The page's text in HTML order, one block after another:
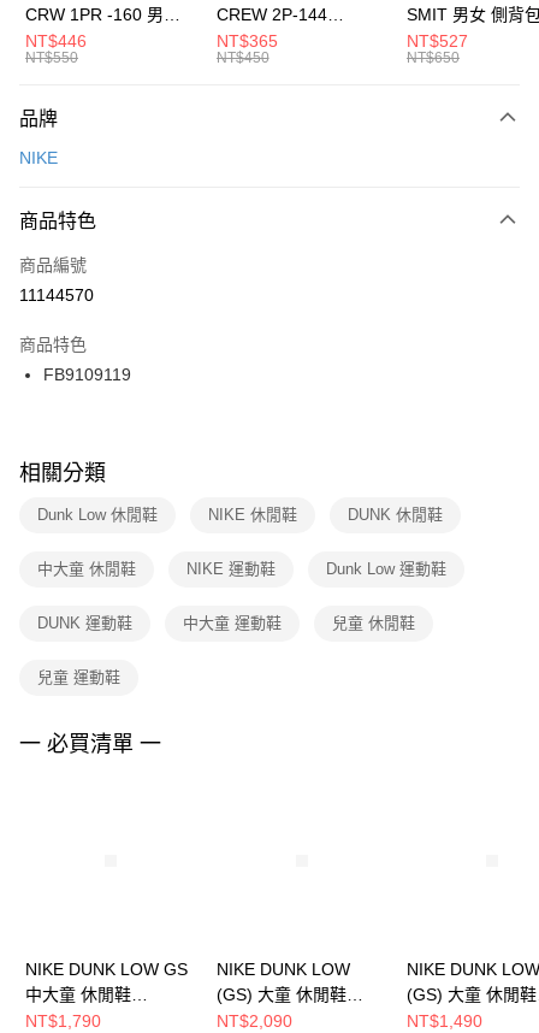
元大商業銀行
台灣樂天信用卡公司
全盈+PAY
AFTEE先享後付
【關於「AFTEE先享後付」】
便利好安心！
３．安心：先確認商品／服務後，再付款。
【「AFTEE先享後付」結帳流程】
１．於結帳方式選擇「AFTEE先享後付」後，將跳轉至「AFTEE先享後付」
２．訂單成立數日內，您將收到繳費通知簡訊。
３．收到繳費通知簡訊後14天內，點擊此簡訊中的連結，可透過四大超商／
ATM／網路銀行／等多元方式進行付款，方視為交易完成。
※ 交易是否成功請以「AFTEE先享後付 」之結帳頁面顯示為準，若有關於
是否繳費成功／繳費後需取消欲退款等相關疑問，請聯繫「AFTEE先享後付
客戶支援中心」https://netprotections.freshdesk.com/support/home
１．透過由恩沛科技股份有限公司提供之「AFTEE先享後付」服務完成之交
權轉讓予恩沛科技股份有限公司。
３．未成年的使用者請事先徵得法定代理人或監護人之同意方可使用
４．使用「AFTEE先享後付」時，將依據個別帳號之用戶狀況，依本公司即
運送方式
每筆NT$100，滿NT$1,500(含以上)免運費
宅配
每筆NT$100，滿NT$1,500(含以上)免運費
付款後門市自取
每筆NT$100，滿NT$1,500(含以上)免運費
CRW 1PR -160 男女
中統襪 FZ3393100
NT$446
NT$550
CREW 2P-144
EMBRDY 男女 短統襪
FZ3073133
NT$365
NT$450
SMIT 男女 側背
BA5871010
NT$527
NT$650
品牌
NIKE
商品特色
商品編號
11144570
商品特色
FB9109119
相關分類
Dunk Low 休閒鞋 NIKE 休閒鞋 DUNK 休閒鞋
中大童 休閒鞋 NIKE 運動鞋 Dunk Low 運動鞋
DUNK 運動鞋 中大童 運動鞋 兒童 休閒鞋
兒童 運動鞋
一 必買清單 一
NIKE DUNK LOW GS
中大童 休閒鞋
FN7784001
NT$1,790
NIKE DUNK LOW
(GS) 大童 休閒鞋
IB8891191
NT$2,090
NIKE DUNK LOW
(GS) 大童 休閒鞋
HQ3474171
NT$1,490